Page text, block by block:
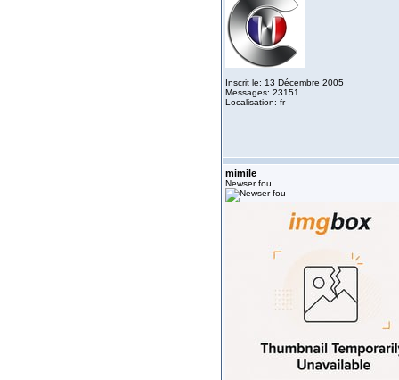
Inscrit le: 13 Décembre 2005
Messages: 23151
Localisation: fr
mimile
Newser fou